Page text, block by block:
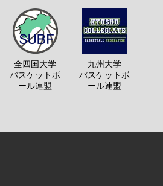
全四国大学
バスケットボ
ール連盟
九州大学
バスケットボ
ール連盟